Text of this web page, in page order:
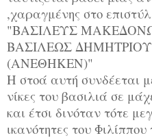
,χαραγμένης στο
"ΒΑΣΙΛΕΥΣ
ΒΑΣΙΛΕΩΣ
(ΑΝΕΘΗΚΕΝ)"
Η στοά αυτή συνδέεται
νίκες του βασιλιά σε
και έτσι δινόταν τότε
ικανότητες του Φιλίππου